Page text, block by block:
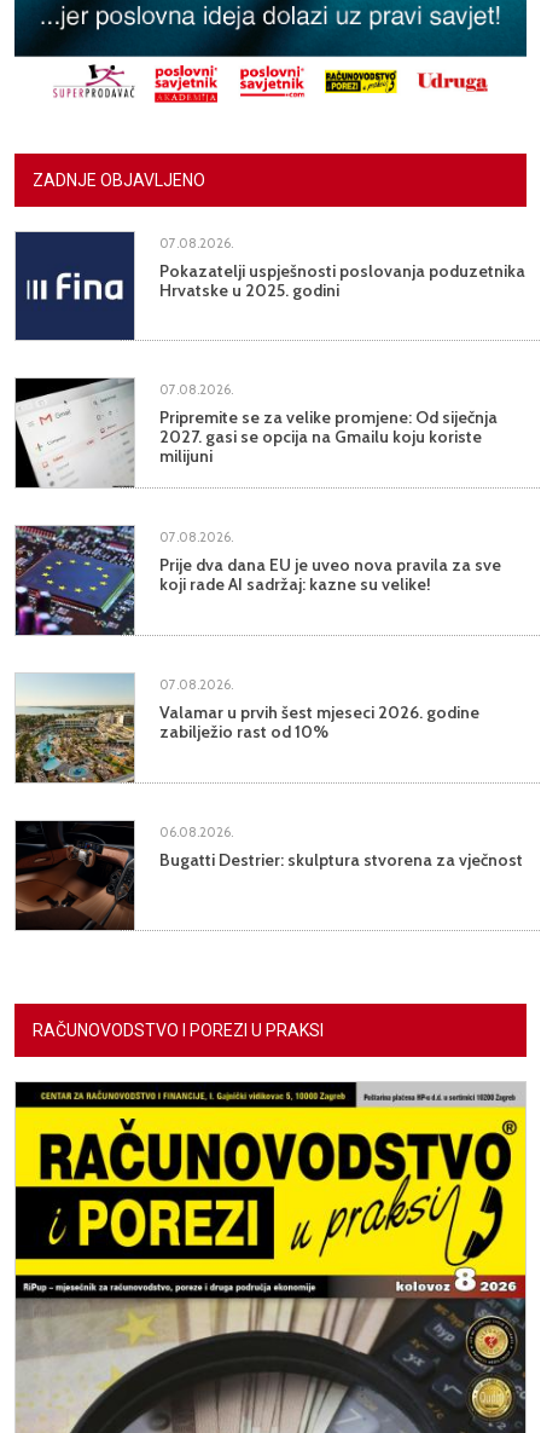
ZADNJE OBJAVLJENO
07.08.2026.
Pokazatelji uspješnosti poslovanja poduzetnika
Hrvatske u 2025. godini
07.08.2026.
Pripremite se za velike promjene: Od siječnja
2027. gasi se opcija na Gmailu koju koriste
milijuni
07.08.2026.
Prije dva dana EU je uveo nova pravila za sve
koji rade AI sadržaj: kazne su velike!
07.08.2026.
Valamar u prvih šest mjeseci 2026. godine
zabilježio rast od 10%
06.08.2026.
Bugatti Destrier: skulptura stvorena za vječnost
RAČUNOVODSTVO I POREZI U PRAKSI